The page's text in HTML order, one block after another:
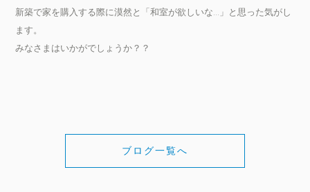
新築で家を購入する際に漠然と「和室が欲しいな…」と思った気がし
ます。
みなさまはいかがでしょうか？？
ブログ一覧へ